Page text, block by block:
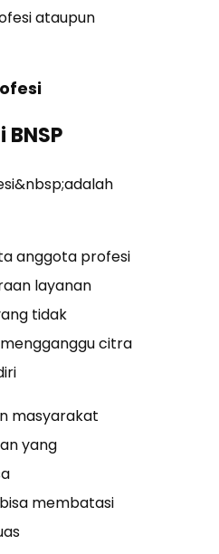
ataupun
anggota profesi
layanan
tidak
citra
masyarakat
yang
membatasi